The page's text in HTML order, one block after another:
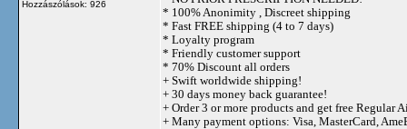
Hozzászólások: 926
* 100% Anonimity , Discreet shipping
* Fast FREE shipping (4 to 7 days)
* Loyalty program
* Friendly customer support
* 70% Discount all orders
+ Swift worldwide shipping!
+ 30 days money back guarantee!
+ Order 3 or more products and get free Regular
+ Many payment options: Visa, MasterCard,